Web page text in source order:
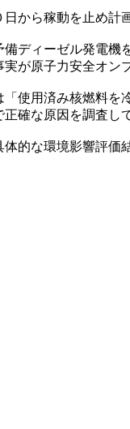
から稼動を止め計
備ディーゼル発電
が原子力安全オン
「使用済み核燃料
確な原因を調査し
的な環境影響評価